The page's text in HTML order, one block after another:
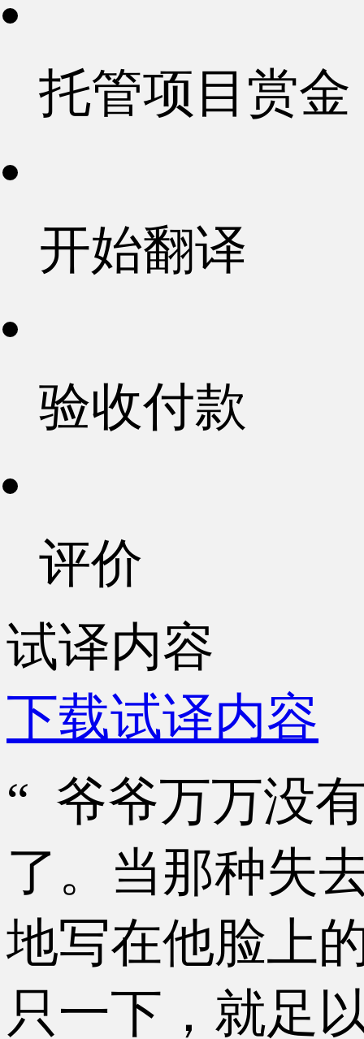
托管项目赏金
开始翻译
验收付款
评价
试译内容
下载试译内容
“ 爷爷万万没
了。当那种失
地写在他脸上
只一下，就足